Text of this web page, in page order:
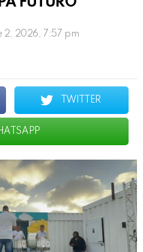
2, 2026, 7:57 pm
TWITTER